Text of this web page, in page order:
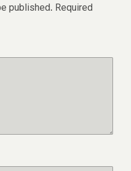
published. Required